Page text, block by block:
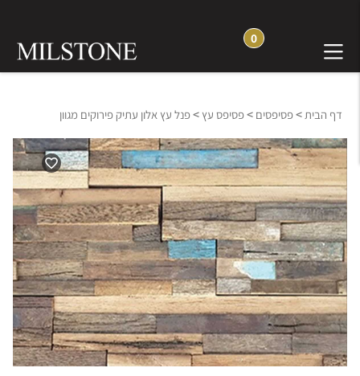
0
דף הבית>פסיפסים >פסיפס עץ >פנל עץ אלון עתיק פירוקים מגוון